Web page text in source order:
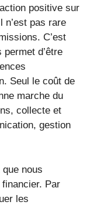
positive sur
n’est pas rare
C’est
d’être
Seul le coût de
marche du
collecte et
gestion
nous
Par
les